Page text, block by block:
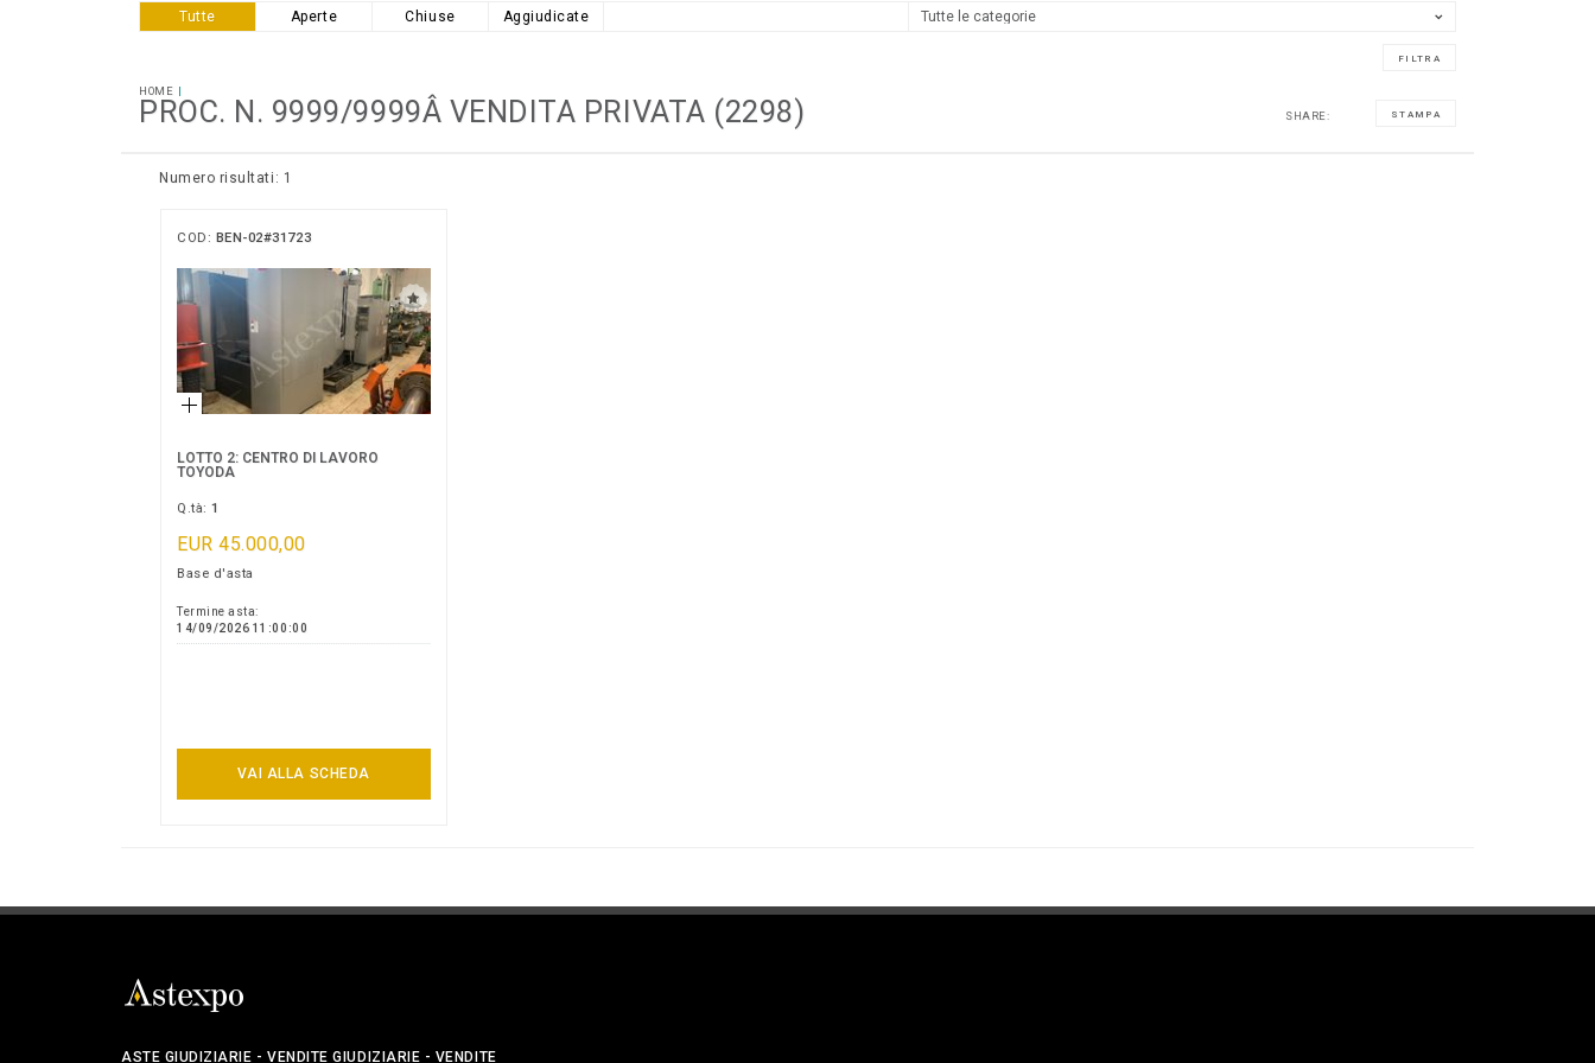
Tutte Aperte Chiuse Aggiudicate
HOME
PROC. N. 9999/9999Â VENDITA PRIVATA (2298) SHARE: STAMPA
Numero risultati: 1
COD: BEN-02#31723
LOTTO 2: CENTRO DI LAVORO
TOYODA
Q.tà:1
EUR 45.000,00
Base d'asta
Termine asta:
14/09/2026 11:00:00
VAI ALLA SCHEDA
ASTE GIUDIZIARIE - VENDITE GIUDIZIARIE - VENDITE